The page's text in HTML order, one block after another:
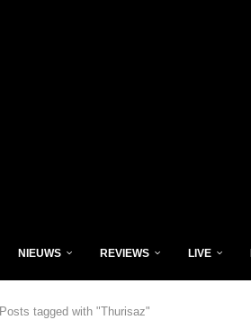
NIEUWS REVIEWS LIVE
Posts tagged with "Thurisaz"